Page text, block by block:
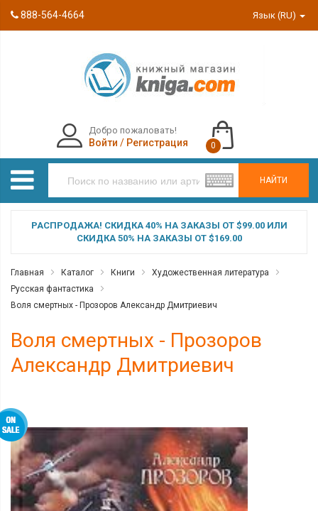
888-564-4664 Язык (RU)
НАЙТИ
Добро пожаловать!
Войти / Регистрация 0
РАСПРОДАЖА! СКИДКА 40% НА ЗАКАЗЫ ОТ $99.00 ИЛИ
СКИДКА 50% НА ЗАКАЗЫ ОТ $169.00
Главная Каталог Книги
Художественная литература
Русская фантастика
Воля смертных - Прозоров Александр Дмитриевич
Воля смертных - Прозоров
Александр Дмитриевич